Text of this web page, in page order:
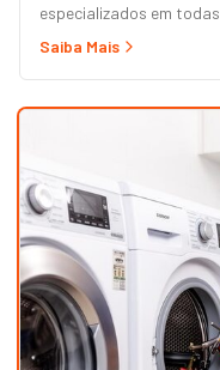
especializados em
Duplex, Side by Side,
Saiba Mais